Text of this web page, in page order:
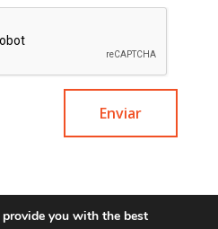
you with the best